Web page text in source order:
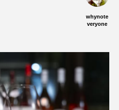
whynote
veryone